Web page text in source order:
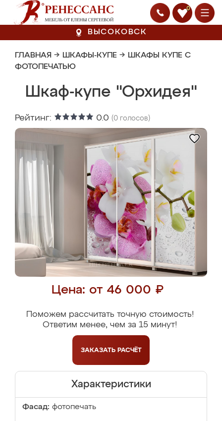
0
ВЫСОКОВСК
ГЛАВНАЯ → ШКАФЫ-КУПЕ → ШКАФЫ КУПЕ С
ФОТОПЕЧАТЬЮ
Шкаф-купе "Орхидея"
Рейтинг: 0.0 (0 голосов)
Цена: от 46 000 ₽
Поможем рассчитать точную стоимость!
Ответим менее, чем за 15 минут!
ЗАКАЗАТЬ РАСЧЁТ
Характеристики
Фасад: фотопечать